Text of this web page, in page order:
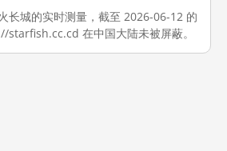
长城的实时测量，截至 2026-06-12 的
在中国大陆未被屏蔽。